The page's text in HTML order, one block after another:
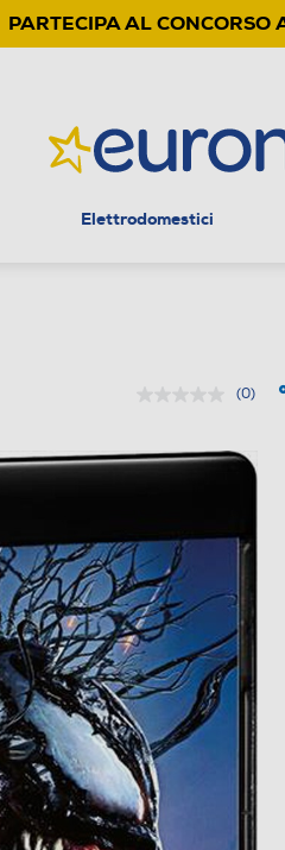
PARTECIPA AL CONCORSO
Elettrodomestici
(0)